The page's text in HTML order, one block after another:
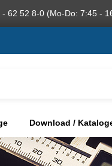
62 52 8-0 (Mo-Do: 7:45 -
Download /